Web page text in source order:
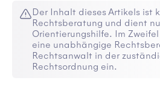
Der Inhalt dieses Artikels ist
Rechtsberatung und dient
Orientierungshilfe. Im
eine unabhängige
Rechtsanwalt in der
Rechtsordnung ein.